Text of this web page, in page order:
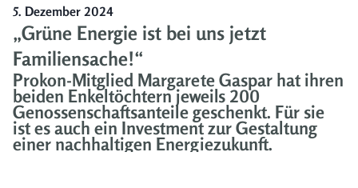
5. Dezember 2024
„Grüne Energie ist bei uns jetzt
Familiensache!“
Prokon-Mitglied Margarete Gaspar hat ihren
beiden Enkeltöchtern jeweils 200
Genossenschaftsanteile geschenkt. Für sie
ist es auch ein Investment zur Gestaltung
einer nachhaltigen Energiezukunft.